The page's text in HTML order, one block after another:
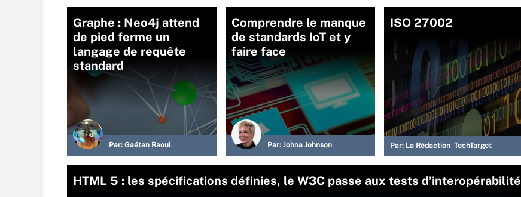
Graphe : Neo4j attend
de pied ferme un
langage de requête
standard
Par: Gaétan Raoul
Comprendre le manque
de standards IoT et y
faire face
Par: Johna Johnson
ISO 27002
Par: La Rédaction TechTarget
HTML 5 : les spécifications définies, le W3C passe aux tests d’interopérabilité